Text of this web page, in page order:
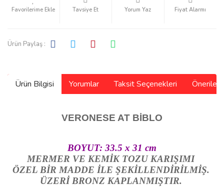
Tavsiye Et Yorum Yaz Fiyat Alarmı
Ürün Paylaş :
Ürün Bilgisi Yorumlar Taksit Seçenekleri
VERONESE AT BİBLO
BOYUT: 33.5 x 31 cm
MERMER VE KEMİK TOZU KARIŞIMI
ÖZEL BİR MADDE İLE ŞEKİLLENDİRİLMİŞ.
ÜZERİ BRONZ KAPLANMIŞTIR.